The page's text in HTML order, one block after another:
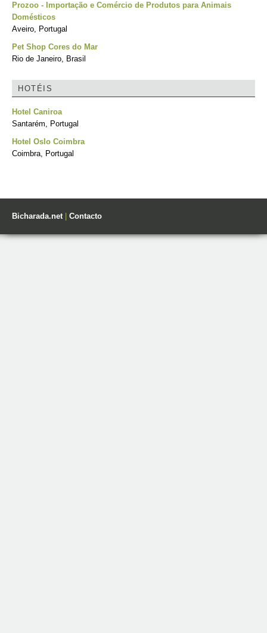
Prozoo - Importação e Comércio de Produtos para Animais
Domésticos
Aveiro, Portugal
Pet Shop Cores do Mar
Rio de Janeiro, Brasil
HOTÉIS
Hotel Caniroa
Santarém, Portugal
Hotel Oslo Coimbra
Coimbra, Portugal
Bicharada.net| Contacto